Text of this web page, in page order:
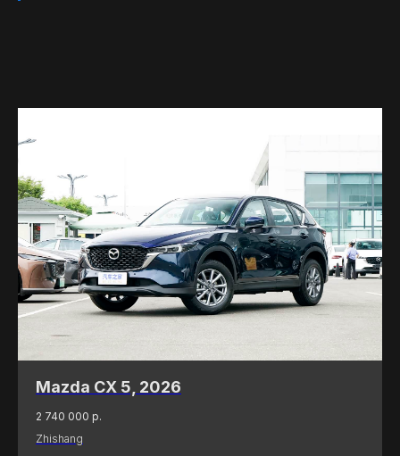
Mazda CX 5, 2026
2 740 000 р.
Zhishang